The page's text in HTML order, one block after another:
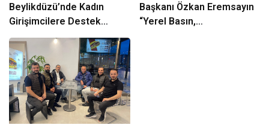
Beylikdüzü’nde Kadın
Girişimcilere Destek
Çıkarması
Başkanı Özkan Eremsayın
“Yerel Basın,